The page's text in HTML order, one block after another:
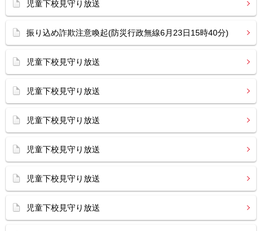
児童下校見守り放送
振り込め詐欺注意喚起(防災行政無線6月23日15時40分)
児童下校見守り放送
児童下校見守り放送
児童下校見守り放送
児童下校見守り放送
児童下校見守り放送
児童下校見守り放送